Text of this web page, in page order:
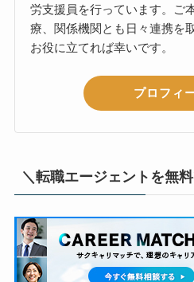
労支援員を行っています。ご
療、関係機関とも日々連携を
お役に立てれば幸いです。
プロフィ
＼転職エージェントを無